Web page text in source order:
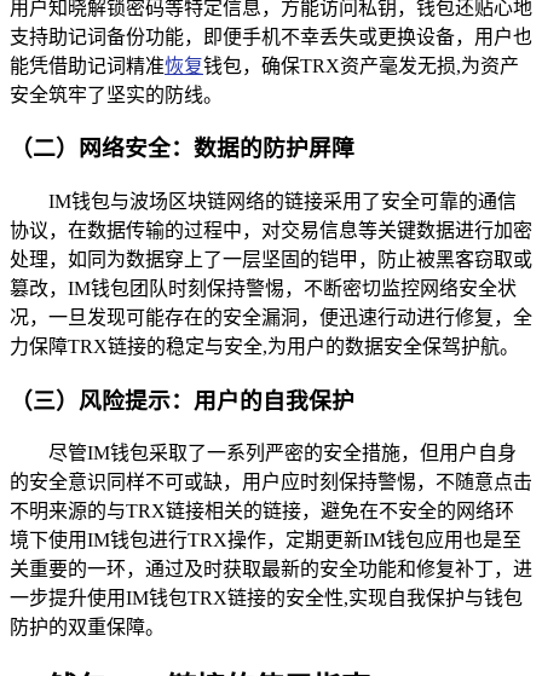
用户知晓解锁密码等特定信息，方能访问私钥，钱包还贴心地
支持助记词备份功能，即便手机不幸丢失或更换设备，用户也
能凭借助记词精准恢复钱包，确保TRX资产毫发无损,为资产
安全筑牢了坚实的防线。
（二）网络安全：数据的防护屏障
IM钱包与波场区块链网络的链接采用了安全可靠的通信
协议，在数据传输的过程中，对交易信息等关键数据进行加密
处理，如同为数据穿上了一层坚固的铠甲，防止被黑客窃取或
篡改，IM钱包团队时刻保持警惕，不断密切监控网络安全状
况，一旦发现可能存在的安全漏洞，便迅速行动进行修复，全
力保障TRX链接的稳定与安全,为用户的数据安全保驾护航。
（三）风险提示：用户的自我保护
尽管IM钱包采取了一系列严密的安全措施，但用户自身
的安全意识同样不可或缺，用户应时刻保持警惕，不随意点击
不明来源的与TRX链接相关的链接，避免在不安全的网络环
境下使用IM钱包进行TRX操作，定期更新IM钱包应用也是至
关重要的一环，通过及时获取最新的安全功能和修复补丁，进
一步提升使用IM钱包TRX链接的安全性,实现自我保护与钱包
防护的双重保障。